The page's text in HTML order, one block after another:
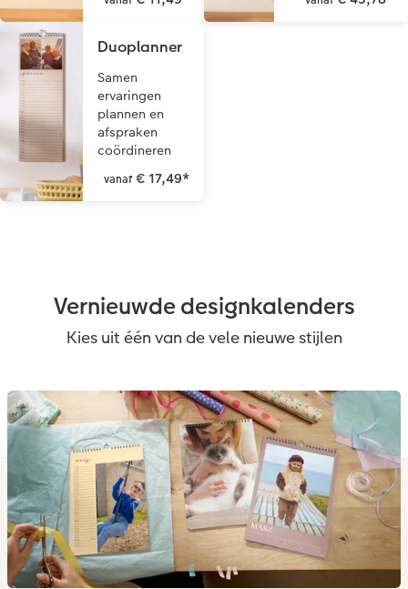
Duoplanner
Samen
ervaringen
plannen en
afspraken
coördineren
vanaf€ 17,49*
Vernieuwde designkalenders
Kies uit één van de vele nieuwe stijlen